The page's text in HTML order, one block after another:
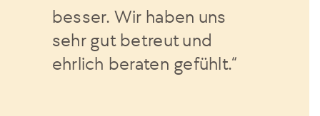
besser. Wir haben uns
sehr gut betreut und
ehrlich beraten gefühlt.“